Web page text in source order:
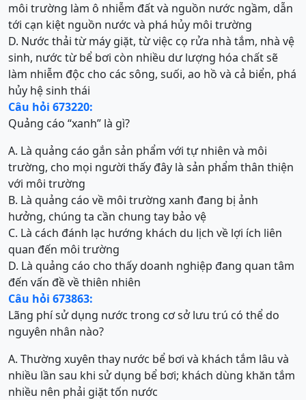
môi trường làm ô nhiễm đất và nguồn nước ngầm, dẫn
tới cạn kiệt nguồn nước và phá hủy môi trường
D. Nước thải từ máy giặt, từ việc cọ rửa nhà tắm, nhà vệ
sinh, nước từ bể bơi còn nhiều dư lượng hóa chất sẽ
làm nhiễm độc cho các sông, suối, ao hồ và cả biển, phá
hủy hệ sinh thái
Câu hỏi 673220:
Quảng cáo “xanh” là gì?
A. Là quảng cáo gắn sản phẩm với tự nhiên và môi
trường, cho mọi người thấy đây là sản phẩm thân thiện
với môi trường
B. Là quảng cáo về môi trường xanh đang bị ảnh
hưởng, chúng ta cần chung tay bảo vệ
C. Là cách đánh lạc hướng khách du lịch về lợi ích liên
quan đến môi trường
D. Là quảng cáo cho thấy doanh nghiệp đang quan tâm
đến vấn đề về thiên nhiên
Câu hỏi 673863:
Lãng phí sử dụng nước trong cơ sở lưu trú có thể do
nguyên nhân nào?
A. Thường xuyên thay nước bể bơi và khách tắm lâu và
nhiều lần sau khi sử dụng bể bơi; khách dùng khăn tắm
nhiều nên phải giặt tốn nước